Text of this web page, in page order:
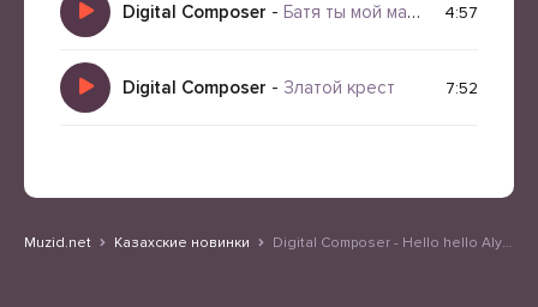
Digital Composer - Батя ты мой маяк 4:57
Digital Composer - Златой крест 7:52
Muzid.net Казахские новинки Digital Composer - Hello hello Alyonushka